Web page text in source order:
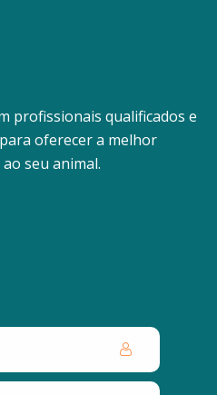
profissionais qualificados e
oferecer a melhor
seu animal.